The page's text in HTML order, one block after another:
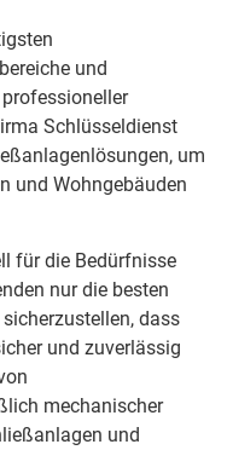
und
Schlüsseldienst
um
und Wohngebäuden
für die Bedürfnisse
nur die besten
dass
und zuverlässig
mechanischer
und